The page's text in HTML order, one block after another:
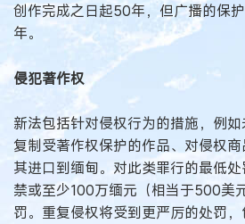
创作完成之日起50年，但广播的保
年。
侵犯著作权
新法包括针对侵权行为的措施，例
复制受著作权保护的作品、对侵权
其进口到缅甸。对此类罪行的最低
禁或至少100万缅元（相当于500美
罚。重复侵权将受到更严厉的处罚